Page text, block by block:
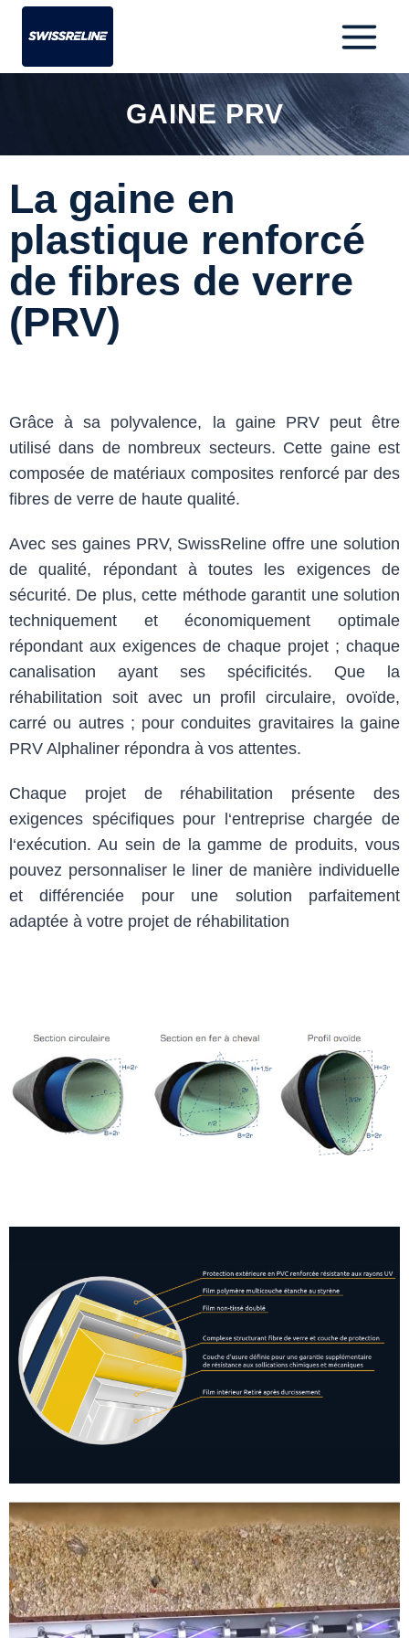
GAINE PRV
La gaine en
plastique renforcé
de fibres de verre
(PRV)
Grâce à sa polyvalence, la gaine PRV peut être
utilisé dans de nombreux secteurs. Cette gaine est
composée de matériaux composites renforcé par des
fibres de verre de haute qualité.
Avec ses gaines PRV, SwissReline offre une solution
de qualité, répondant à toutes les exigences de
sécurité. De plus, cette méthode garantit une solution
techniquement et économiquement optimale
répondant aux exigences de chaque projet ; chaque
canalisation ayant ses spécificités. Que la
réhabilitation soit avec un profil circulaire, ovoïde,
carré ou autres ; pour conduites gravitaires la gaine
PRV Alphaliner répondra à vos attentes.
Chaque projet de réhabilitation présente des
exigences spécifiques pour l‘entreprise chargée de
l‘exécution. Au sein de la gamme de produits, vous
pouvez personnaliser le liner de manière individuelle
et différenciée pour une solution parfaitement
adaptée à votre projet de réhabilitation